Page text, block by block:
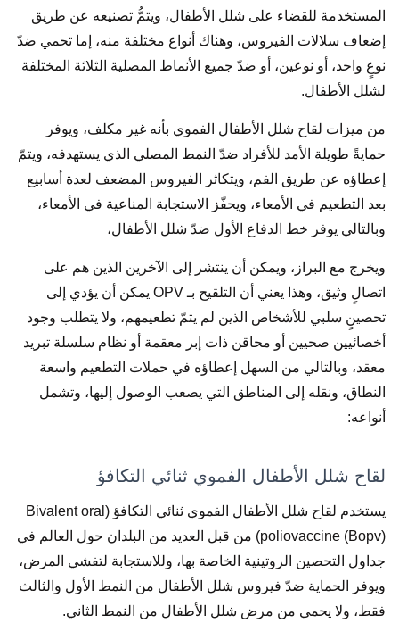
المستخدمة للقضاء على شلل الأطفال، ويتمُّ تصنيعه عن طريق
إضعاف سلالات الفيروس، وهناك أنواع مختلفة منه، إما تحمي ضدّ
نوعٍ واحد، أو نوعين، أو ضدّ جميع الأنماط المصلية الثلاثة المختلفة
لشلل الأطفال.
من ميزات لقاح شلل الأطفال الفموي بأنه غير مكلف، ويوفر
حمايةً طويلة الأمد للأفراد ضدّ النمط المصلي الذي يستهدفه، ويتمّ
إعطاؤه عن طريق الفم، ويتكاثر الفيروس المضعف لعدة أسابيع
بعد التطعيم في الأمعاء، ويحفّز الاستجابة المناعية في الأمعاء،
وبالتالي يوفر خط الدفاع الأول ضدّ شلل الأطفال،
ويخرج مع البراز، ويمكن أن ينتشر إلى الآخرين الذين هم على
اتصالٍ وثيق، وهذا يعني أن التلقيح بـ OPV يمكن أن يؤدي إلى
تحصينٍ سلبي للأشخاص الذين لم يتمّ تطعيمهم، ولا يتطلب وجود
أخصائيين صحيين أو محاقن ذات إبر معقمة أو نظام سلسلة تبريد
معقد، وبالتالي من السهل إعطاؤه في حملات التطعيم واسعة
النطاق، ونقله إلى المناطق التي يصعب الوصول إليها، وتشمل
أنواعه:
لقاح شلل الأطفال الفموي ثنائي التكافؤ
يستخدم لقاح شلل الأطفال الفموي ثنائي التكافؤ (Bivalent oral
poliovaccine (Bopv)) من قبل العديد من البلدان حول العالم في
جداول التحصين الروتينية الخاصة بها، وللاستجابة لتفشي المرض،
ويوفر الحماية ضدّ فيروس شلل الأطفال من النمط الأول والثالث
فقط، ولا يحمي من مرض شلل الأطفال من النمط الثاني.